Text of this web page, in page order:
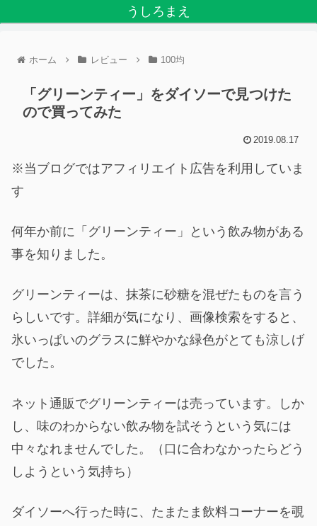
うしろまえ
ホーム レビュー 100均
「グリーンティー」をダイソーで見つけた
ので買ってみた
2019.08.17
※当ブログではアフィリエイト広告を利用していま
す
何年か前に「グリーンティー」という飲み物がある
事を知りました。
グリーンティーは、抹茶に砂糖を混ぜたものを言う
らしいです。詳細が気になり、画像検索をすると、
氷いっぱいのグラスに鮮やかな緑色がとても涼しげ
でした。
ネット通販でグリーンティーは売っています。しか
し、味のわからない飲み物を試そうという気には
中々なれませんでした。（口に合わなかったらどう
しようという気持ち）
ダイソーへ行った時に、たまたま飲料コーナーを覗